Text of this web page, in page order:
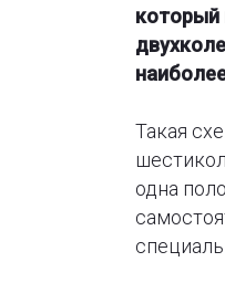
который
Такая
одна